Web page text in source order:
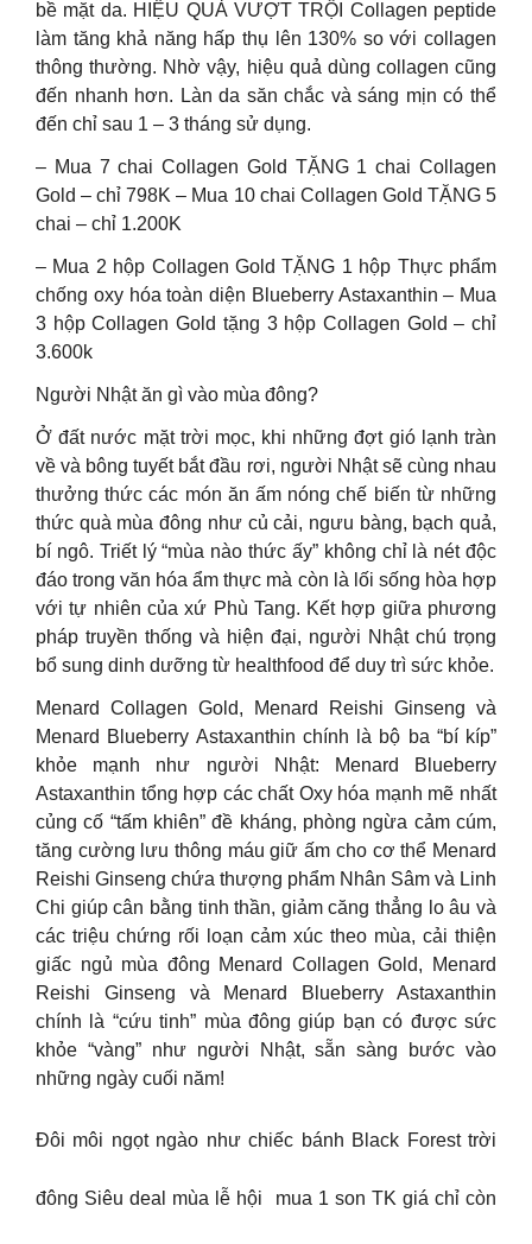
bề mặt da. HIỆU QUẢ VƯỢT TRỘI Collagen peptide
làm tăng khả năng hấp thụ lên 130% so với collagen
thông thường. Nhờ vậy, hiệu quả dùng collagen cũng
đến nhanh hơn. Làn da săn chắc và sáng mịn có thể
đến chỉ sau 1 – 3 tháng sử dụng.
– Mua 7 chai Collagen Gold TẶNG 1 chai Collagen
Gold – chỉ 798K – Mua 10 chai Collagen Gold TẶNG 5
chai – chỉ 1.200K
– Mua 2 hộp Collagen Gold TẶNG 1 hộp Thực phẩm
chống oxy hóa toàn diện Blueberry Astaxanthin – Mua
3 hộp Collagen Gold tặng 3 hộp Collagen Gold – chỉ
3.600k
Người Nhật ăn gì vào mùa đông?
Ở đất nước mặt trời mọc, khi những đợt gió lạnh tràn
về và bông tuyết bắt đầu rơi, người Nhật sẽ cùng nhau
thưởng thức các món ăn ấm nóng chế biến từ những
thức quà mùa đông như củ cải, ngưu bàng, bạch quả,
bí ngô. Triết lý “mùa nào thức ấy” không chỉ là nét độc
đáo trong văn hóa ẩm thực mà còn là lối sống hòa hợp
với tự nhiên của xứ Phù Tang. Kết hợp giữa phương
pháp truyền thống và hiện đại, người Nhật chú trọng
bổ sung dinh dưỡng từ healthfood để duy trì sức khỏe.
Menard Collagen Gold, Menard Reishi Ginseng và
Menard Blueberry Astaxanthin chính là bộ ba “bí kíp”
khỏe mạnh như người Nhật: Menard Blueberry
Astaxanthin tổng hợp các chất Oxy hóa mạnh mẽ nhất
củng cố “tấm khiên” đề kháng, phòng ngừa cảm cúm,
tăng cường lưu thông máu giữ ấm cho cơ thể Menard
Reishi Ginseng chứa thượng phẩm Nhân Sâm và Linh
Chi giúp cân bằng tinh thần, giảm căng thẳng lo âu và
các triệu chứng rối loạn cảm xúc theo mùa, cải thiện
giấc ngủ mùa đông Menard Collagen Gold, Menard
Reishi Ginseng và Menard Blueberry Astaxanthin
chính là “cứu tinh” mùa đông giúp bạn có được sức
khỏe “vàng” như người Nhật, sẵn sàng bước vào
những ngày cuối năm!
Đôi môi ngọt ngào như chiếc bánh Black Forest trời
đông Siêu deal mùa lễ hội mua 1 son TK giá chỉ còn